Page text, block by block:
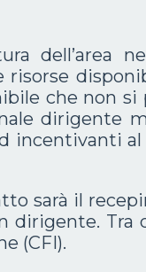
dell’area
risorse
che non si
dirigente
incentivanti
sarà il
dirigente. Tra
(CFI).